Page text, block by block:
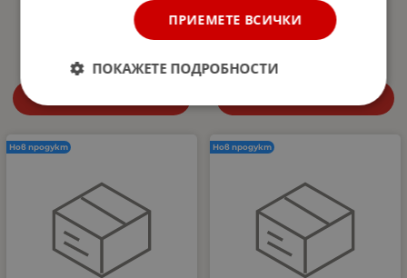
изисквания в Гърция
52.81
комплекта
20.13
Нов продукт Нов продукт
ПРИЕМЕТЕ ВСИЧКИ
ПОКАЖЕТЕ ПОДРОБНОСТИ